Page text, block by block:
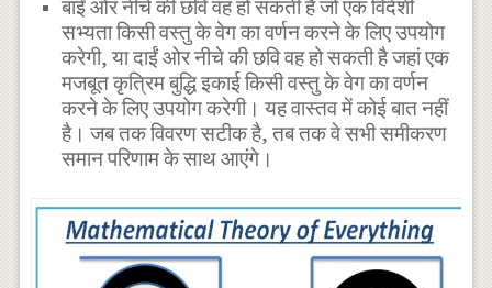
बाईं ओर नीचे की छवि वह हो सकती है जो एक विदेशी
सभ्यता किसी वस्तु के वेग का वर्णन करने के लिए उपयोग
करेगी, या दाईं ओर नीचे की छवि वह हो सकती है जहां एक
मजबूत कृत्रिम बुद्धि इकाई किसी वस्तु के वेग का वर्णन
करने के लिए उपयोग करेगी। यह वास्तव में कोई बात नहीं
है। जब तक विवरण सटीक है, तब तक वे सभी समीकरण
समान परिणाम के साथ आएंगे।